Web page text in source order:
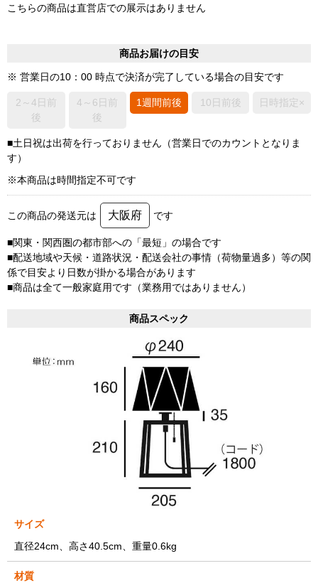
こちらの商品は直営店での展示はありません
商品お届けの目安
※ 営業日の10：00 時点で決済が完了している場合の目安です
2～4日前
後
4～6日前
後
1週間前後 10日前後 日時指定×
■土日祝は出荷を行っておりません（営業日でのカウントとなりま
す）
※本商品は時間指定不可です
この商品の発送元は 大阪府 です
■関東・関西圏の都市部への「最短」の場合です
■配送地域や天候・道路状況・配送会社の事情（荷物量過多）等の関
係で目安より日数が掛かる場合があります
■商品は全て一般家庭用です（業務用ではありません）
商品スペック
サイズ
直径24cm、高さ40.5cm、重量0.6kg
材質